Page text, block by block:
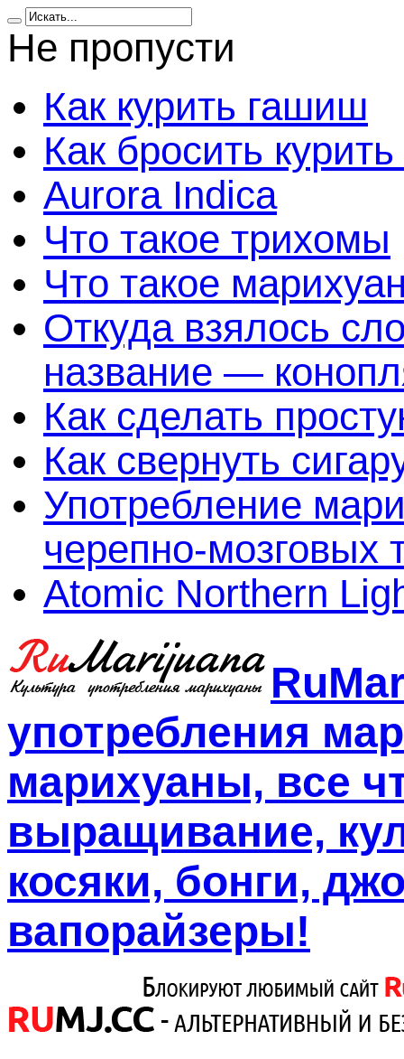
Не пропусти
Как курить гашиш
Как бросить
Aurora Indica
Что такое трихомы
Что такое
Откуда взялось
название —
Как сделать
Как свернуть
Употребление
черепно-мозговых
Atomic Northern
употребления
марихуаны, все
выращивание,
косяки, бонги,
вапорайзеры!